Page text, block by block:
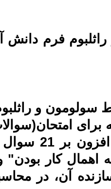
کار بودن"